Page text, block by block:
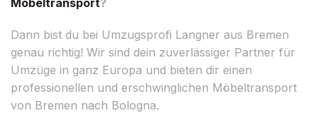
Dann bist du bei Umzugsprofi Langner aus Bremen
genau richtig! Wir sind dein zuverlässiger Partner für
Umzüge in ganz Europa und bieten dir einen
professionellen und erschwinglichen Möbeltransport
von Bremen nach Bologna.